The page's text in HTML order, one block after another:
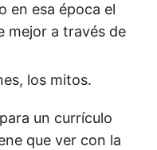
en esa época el
mejor a través de
los mitos.
un currículo
que ver con la